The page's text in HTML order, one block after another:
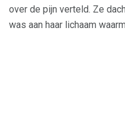
over de pijn verteld. Ze
was aan haar lichaam